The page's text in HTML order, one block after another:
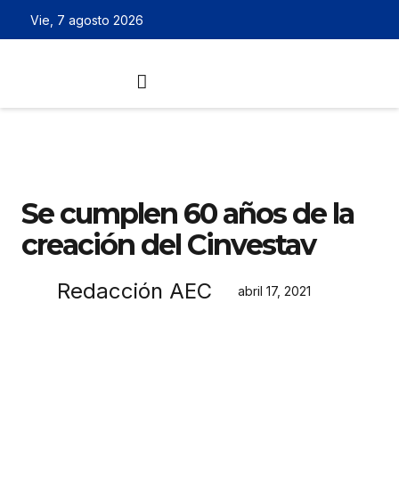
Vie, 7 agosto 2026
Se cumplen 60 años de la
creación del Cinvestav
Redacción AEC abril 17, 2021